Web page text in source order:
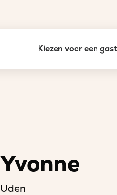
Kiezen voor een
Yvonne
Uden